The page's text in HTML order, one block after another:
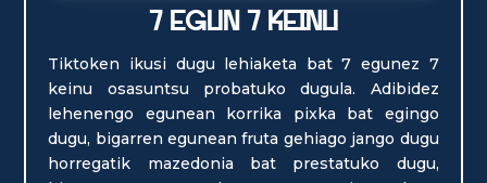
7 EGUN 7 KEINU
Tiktoken ikusi dugu lehiaketa bat 7 egunez 7
keinu osasuntsu probatuko dugula. Adibidez
lehenengo egunean korrika pixka bat egingo
dugu, bigarren egunean fruta gehiago jango dugu
horregatik mazedonia bat prestatuko dugu,